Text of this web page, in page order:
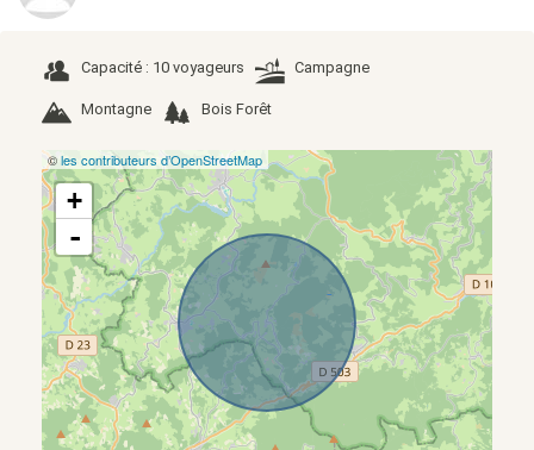
Capacité : 10 voyageurs Campagne
Montagne Bois Forêt
©les contributeurs d’OpenStreetMap
+
-